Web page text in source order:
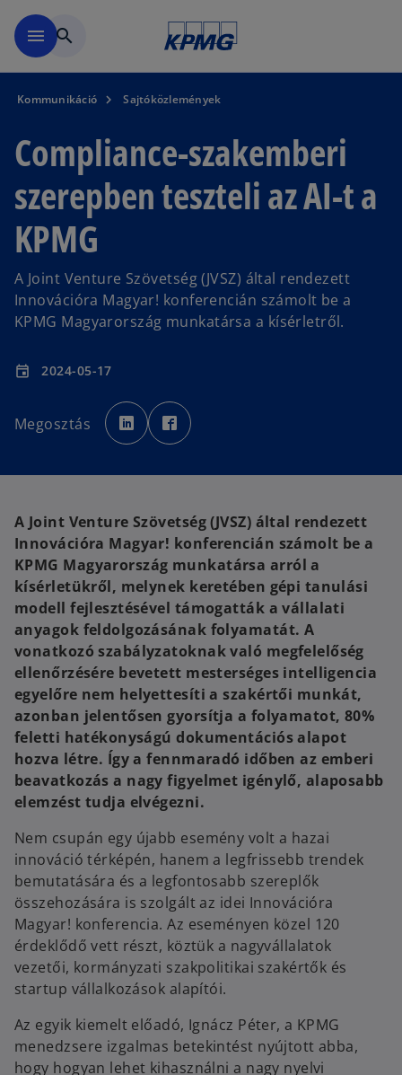
menu search
Kommunikáció Sajtóközlemények
Compliance-szakemberi
szerepben teszteli az AI-t a
KPMG
A Joint Venture Szövetség (JVSZ) által rendezett
Innovációra Magyar! konferencián számolt be a
KPMG Magyarország munkatársa a kísérletről.
event 2024-05-17
Megosztás
o
p
e
n
w
t
b
p
e
w
t
b
A Joint Venture Szövetség (JVSZ) által rendezett
Innovációra Magyar! konferencián számolt be a
KPMG Magyarország munkatársa arról a
kísérletükről, melynek keretében gépi tanulási
modell fejlesztésével támogatták a vállalati
anyagok feldolgozásának folyamatát. A
vonatkozó szabályzatoknak való megfelelőség
ellenőrzésére bevetett mesterséges intelligencia
egyelőre nem helyettesíti a szakértői munkát,
azonban jelentősen gyorsítja a folyamatot, 80%
feletti hatékonyságú dokumentációs alapot
hozva létre. Így a fennmaradó időben az emberi
beavatkozás a nagy figyelmet igénylő, alaposabb
elemzést tudja elvégezni.
Nem csupán egy újabb esemény volt a hazai
innováció térképén, hanem a legfrissebb trendek
bemutatására és a legfontosabb szereplők
összehozására is szolgált az idei Innovációra
Magyar! konferencia. Az eseményen közel 120
érdeklődő vett részt, köztük a nagyvállalatok
vezetői, kormányzati szakpolitikai szakértők és
startup vállalkozások alapítói.
Az egyik kiemelt előadó, Ignácz Péter, a KPMG
menedzsere izgalmas betekintést nyújtott abba,
hogy hogyan lehet kihasználni a nagy nyelvi